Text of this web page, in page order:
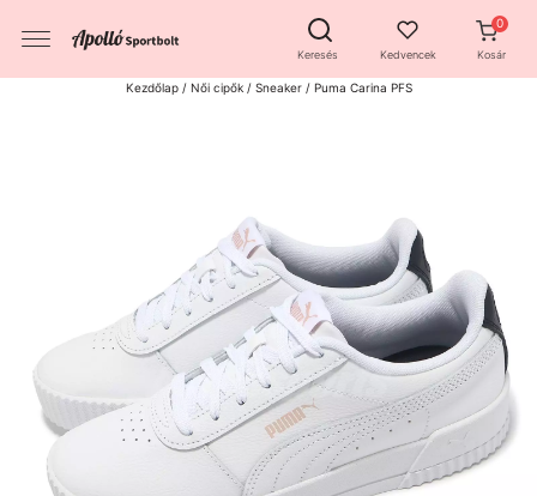
Keresés Kedvencek Kosár
Kezdőlap/ Női cipők/ Sneaker/ Puma Carina PFS